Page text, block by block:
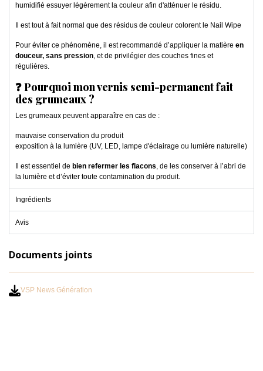
humidifié essuyer légèrement la couleur afin d'atténuer le résidu.
Il est tout à fait normal que des résidus de couleur colorent le Nail Wipe
Pour éviter ce phénomène, il est recommandé d’appliquer la matière en
douceur, sans pression, et de privilégier des couches fines et
régulières.
❓ Pourquoi mon vernis semi-permanent fait
des grumeaux ?
Les grumeaux peuvent apparaître en cas de :
mauvaise conservation du produit
exposition à la lumière (UV, LED, lampe d'éclairage ou lumière naturelle)
Il est essentiel de bien refermer les flacons, de les conserver à l’abri de
la lumière et d’éviter toute contamination du produit.
Ingrédients
Avis
Documents joints
VSP News Génération